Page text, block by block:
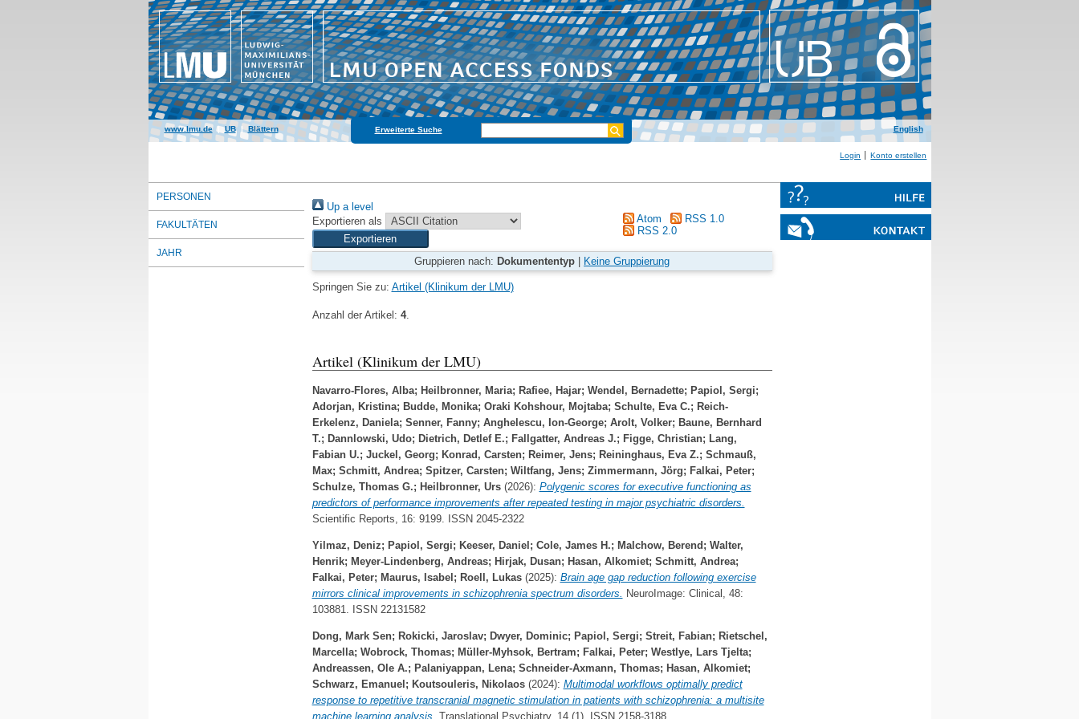
www.lmu.de|UB|Blättern Erweiterte Suche English
Login Konto erstellen
PERSONEN
FAKULTÄTEN
JAHR
Up a level
Exportieren als
Atom
RSS 1.0
RSS 2.0
Gruppieren nach: Dokumententyp Keine Gruppierung
Springen Sie zu: Artikel (Klinikum der LMU)
Anzahl der Artikel: 4.
Artikel (Klinikum der LMU)
Navarro-Flores, Alba; Heilbronner, Maria; Rafiee, Hajar; Wendel, Bernadette; Papiol, Sergi;
Adorjan, Kristina; Budde, Monika; Oraki Kohshour, Mojtaba; Schulte, Eva C.; Reich-
Erkelenz, Daniela; Senner, Fanny; Anghelescu, Ion-George; Arolt, Volker; Baune, Bernhard
T.; Dannlowski, Udo; Dietrich, Detlef E.; Fallgatter, Andreas J.; Figge, Christian; Lang,
Fabian U.; Juckel, Georg; Konrad, Carsten; Reimer, Jens; Reininghaus, Eva Z.; Schmauß,
Max; Schmitt, Andrea; Spitzer, Carsten; Wiltfang, Jens; Zimmermann, Jörg; Falkai, Peter;
Schulze, Thomas G.; Heilbronner, Urs(2026): Polygenic scores for executive functioning as
predictors of performance improvements after repeated testing in major psychiatric disorders.
Scientific Reports, 16: 9199. ISSN 2045-2322
Yilmaz, Deniz; Papiol, Sergi; Keeser, Daniel ; Cole, James H.; Malchow, Berend ; Walter,
Henrik; Meyer-Lindenberg, Andreas; Hirjak, Dusan; Hasan, Alkomiet; Schmitt, Andrea;
Falkai, Peter; Maurus, Isabel ; Roell, Lukas(2025): Brain age gap reduction following exercise
mirrors clinical improvements in schizophrenia spectrum disorders.
NeuroImage: Clinical, 48:
103881. ISSN 22131582
Dong, Mark Sen; Rokicki, Jaroslav; Dwyer, Dominic; Papiol, Sergi; Streit, Fabian; Rietschel,
Marcella; Wobrock, Thomas; Müller-Myhsok, Bertram; Falkai, Peter; Westlye, Lars Tjelta;
Andreassen, Ole A.; Palaniyappan, Lena; Schneider-Axmann, Thomas; Hasan, Alkomiet;
Schwarz, Emanuel; Koutsouleris, Nikolaos(2024): Multimodal workflows optimally predict
response to repetitive transcranial magnetic stimulation in patients with schizophrenia: a multisite
machine learning analysis. Translational Psychiatry, 14 (1). ISSN 2158-3188